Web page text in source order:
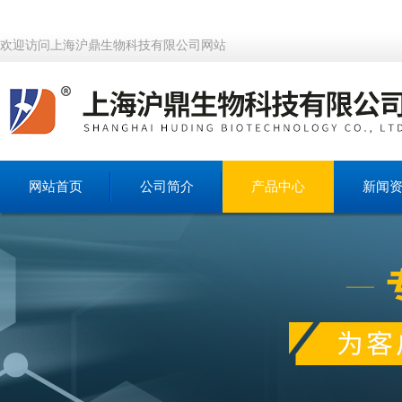
欢迎访问上海沪鼎生物科技有限公司网站
网站首页 公司简介 产品中心 新闻